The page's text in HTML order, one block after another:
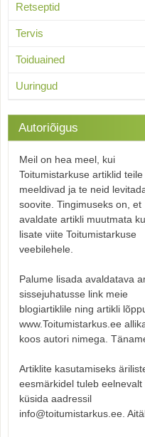
Retseptid
Tervis
Toiduained
Uuringud
Autoriõigus
Meil on hea meel, kui
Toitumistarkuse artiklid teile
meeldivad ja te neid
soovite. Tingimuseks on, et
avaldate artikli muutmata
lisate viite Toitumistarkuse
veebilehele.
Palume lisada avaldatava
sissejuhatusse link meie
blogiartiklile ning artikli
www.Toitumistarkus.ee
koos autori nimega.
Artiklite kasutamiseks
eesmärkidel tuleb eelnevalt
küsida aadressil
info@toitumistarkus.ee.